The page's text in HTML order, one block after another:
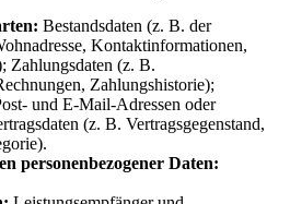
Bestandsdaten (z. B. der
Kontaktinformationen,
Zahlungsdaten (z. B.
Zahlungshistorie);
und E-Mail-Adressen oder
(z. B. Vertragsgegenstand,
personenbezogener Daten: